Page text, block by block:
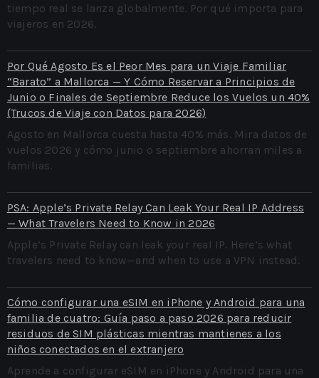
tiempo real se lanza globalmente. Por qué importa para
viajeros en 2026.
Por Qué Agosto Es el Peor Mes para un Viaje Familiar
“Barato” a Mallorca — Y Cómo Reservar a Principios de
Junio o Finales de Septiembre Reduce los Vuelos un 40%
(Trucos de Viaje con Datos para 2026)
Agosto en Mallorca cuesta hasta 40% más. Mira datos de
vuelos 2026 y cómo junio o septiembre ahorran miles a
familias.
PSA: Apple’s Private Relay Can Leak Your Real IP Address
— What Travelers Need to Know in 2026
Apple’s Private Relay can leak your real IP. Here’s what
travelers need to know—and when to use a VPN instead.
Cómo configurar una eSIM en iPhone y Android para una
familia de cuatro: Guía paso a paso 2026 para reducir
residuos de SIM plásticas mientras mantienes a los
niños conectados en el extranjero
Aprende a configurar eSIM en iPhone y Android para una